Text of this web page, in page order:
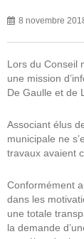
8 novembre
Lors du Conseil
une mission
De Gaulle et de
Associant élus
municipale ne
travaux avaient
Conformément
dans les
une totale
la demande